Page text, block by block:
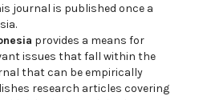
journal is published once a
provides a means for
issues that fall within the
that can be empirically
research articles covering